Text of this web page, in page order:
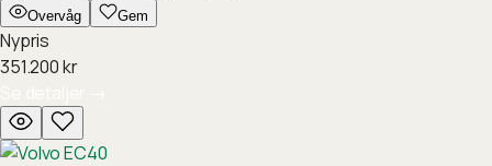
Overvåg Gem
Nypris
351.200kr